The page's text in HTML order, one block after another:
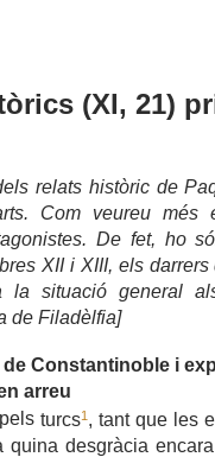
(XI, 21)
ls relats històric de
. Com veureu més
De fet, ho s
XII i XIII, els darrers
la situació general
de Filadèlfia]
Constantinoble i
arreu
turcs1, tant que les
quina desgràcia